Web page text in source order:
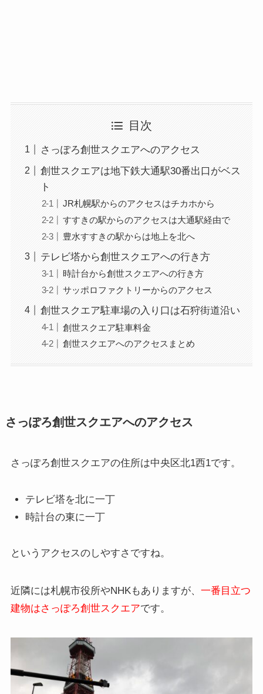
目次
さっぽろ創世スクエアへのアクセス
創世スクエアは地下鉄大通駅30番出口がベス
ト
JR札幌駅からのアクセスはチカホから
すすきの駅からのアクセスは大通駅経由で
豊水すすきの駅からは地上を北へ
テレビ塔から創世スクエアへの行き方
時計台から創世スクエアへの行き方
サッポロファクトリーからのアクセス
創世スクエア駐車場の入り口は石狩街道沿い
創世スクエア駐車料金
創世スクエアへのアクセスまとめ
さっぽろ創世スクエアへのアクセス
さっぽろ創世スクエアの住所は中央区北1西1です。
テレビ塔を北に一丁
時計台の東に一丁
というアクセスのしやすさですね。
近隣には札幌市役所やNHKもありますが、 一番目立つ
建物はさっぽろ創世スクエアです。